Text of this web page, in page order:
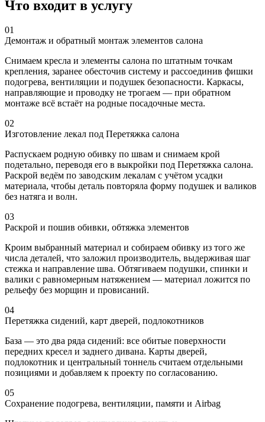
Что входит в услугу
01
Демонтаж и обратный монтаж элементов салона
Снимаем кресла и элементы салона по штатным точкам
крепления, заранее обесточив систему и рассоединив фишки
подогрева, вентиляции и подушек безопасности. Каркасы,
направляющие и проводку не трогаем — при обратном
монтаже всё встаёт на родные посадочные места.
02
Изготовление лекал под Перетяжка салона
Распускаем родную обивку по швам и снимаем крой
подетально, переводя его в выкройки под Перетяжка салона.
Раскрой ведём по заводским лекалам с учётом усадки
материала, чтобы деталь повторяла форму подушек и валиков
без натяга и волн.
03
Раскрой и пошив обивки, обтяжка элементов
Кроим выбранный материал и собираем обивку из того же
числа деталей, что заложил производитель, выдерживая шаг
стежка и направление шва. Обтягиваем подушки, спинки и
валики с равномерным натяжением — материал ложится по
рельефу без морщин и провисаний.
04
Перетяжка сидений, карт дверей, подлокотников
База — это два ряда сидений: все обитые поверхности
передних кресел и заднего дивана. Карты дверей,
подлокотник и центральный тоннель считаем отдельными
позициями и добавляем к проекту по согласованию.
05
Сохранение подогрева, вентиляции, памяти и Airbag